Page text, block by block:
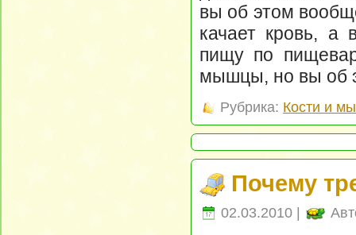
вы об этом
качает кровь, а
пищу по
мышцы, но вы об
Рубрика: Кости и
Почему
02.03.2010 |